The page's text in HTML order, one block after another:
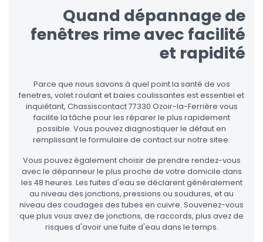
Quand dépannage de
fenêtres rime avec facilité
et rapidité
Parce que nous savons à quel point la santé de vos
fenetres, volet roulant et baies coulissantes est essentiel et
inquiétant, Chassiscontact 77330 Ozoir-la-Ferrière vous
facilite la tâche pour les réparer le plus rapidement
possible. Vous pouvez diagnostiquer le défaut en
remplissant le formulaire de contact sur notre sitee.
Vous pouvez également choisir de prendre rendez-vous
avec le dépanneur le plus proche de votre domicile dans
les 48 heures. Les fuites d'eau se déclarent généralement
au niveau des jonctions, pressions ou soudures, et au
niveau des coudages des tubes en cuivre. Souvenez-vous
que plus vous avez de jonctions, de raccords, plus avez de
risques d'avoir une fuite d'eau dans le temps.